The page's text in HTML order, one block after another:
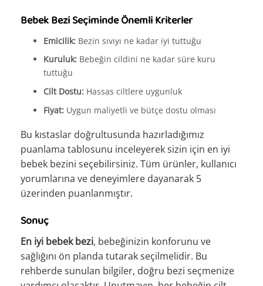
Bebek Bezi Seçiminde Önemli Kriterler
Emicilik:Bezin sıvıyı ne kadar iyi tuttuğu
Kuruluk:Bebeğin cildini ne kadar süre kuru
tuttuğu
Cilt Dostu:Hassas ciltlere uygunluk
Fiyat:Uygun maliyetli ve bütçe dostu olması
Bu kıstaslar doğrultusunda hazırladığımız
puanlama tablosunu inceleyerek sizin için en iyi
bebek bezini seçebilirsiniz. Tüm ürünler, kullanıcı
yorumlarına ve deneyimlere dayanarak 5
üzerinden puanlanmıştır.
Sonuç
En iyi bebek bezi, bebeğinizin konforunu ve
sağlığını ön planda tutarak seçilmelidir. Bu
rehberde sunulan bilgiler, doğru bezi seçmenize